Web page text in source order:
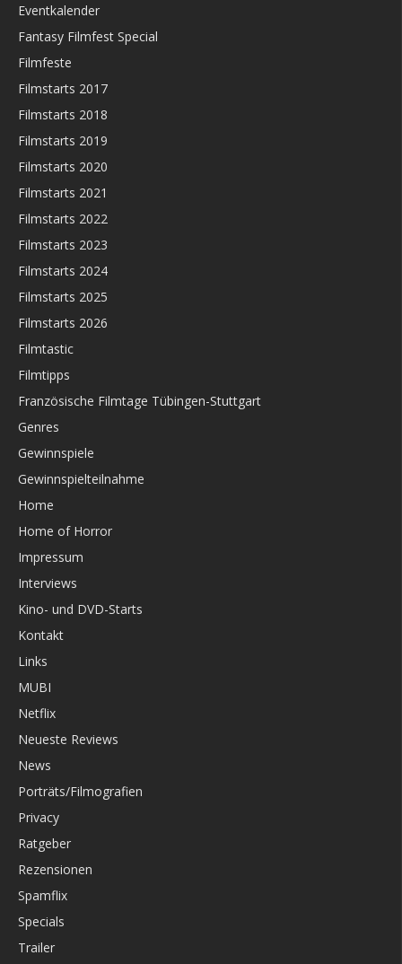
Eventkalender
Fantasy Filmfest Special
Filmfeste
Filmstarts 2017
Filmstarts 2018
Filmstarts 2019
Filmstarts 2020
Filmstarts 2021
Filmstarts 2022
Filmstarts 2023
Filmstarts 2024
Filmstarts 2025
Filmstarts 2026
Filmtastic
Filmtipps
Französische Filmtage Tübingen-Stuttgart
Genres
Gewinnspiele
Gewinnspielteilnahme
Home
Home of Horror
Impressum
Interviews
Kino- und DVD-Starts
Kontakt
Links
MUBI
Netflix
Neueste Reviews
News
Porträts/Filmografien
Privacy
Ratgeber
Rezensionen
Spamflix
Specials
Trailer